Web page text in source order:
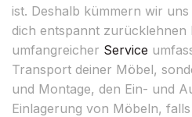
ist. Deshalb kümmern wir
dich entspannt zurücklehnen
umfangreicher Service
Transport deiner Möbel,
und Montage, den Ein- und
Einlagerung von Möbeln,